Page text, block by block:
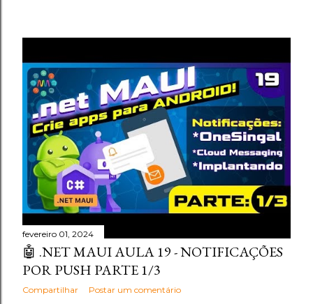
fevereiro 01, 2024
🤖 .NET MAUI AULA 19 - NOTIFICAÇÕES
POR PUSH PARTE 1/3
Compartilhar Postar um comentário